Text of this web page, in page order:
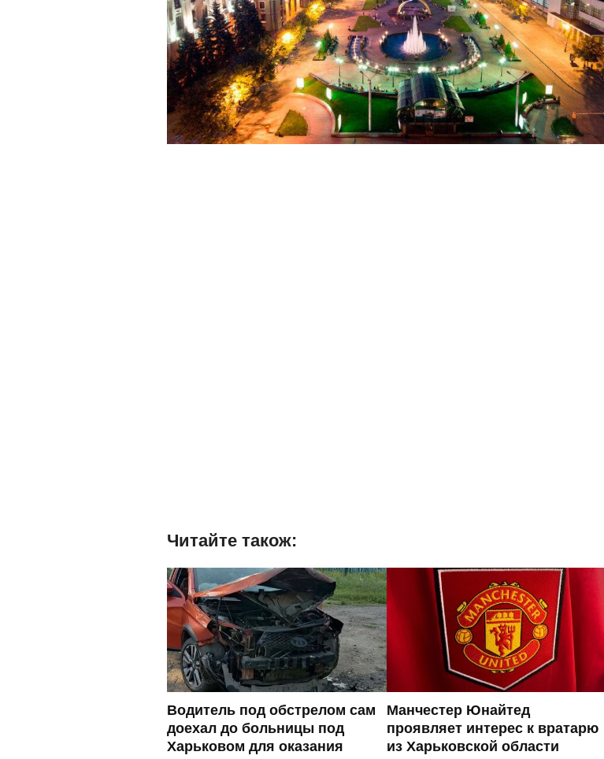
Читайте також:
Водитель под обстрелом сам
доехал до больницы под
Харьковом для оказания
Манчестер Юнайтед
проявляет интерес к вратарю
из Харьковской области